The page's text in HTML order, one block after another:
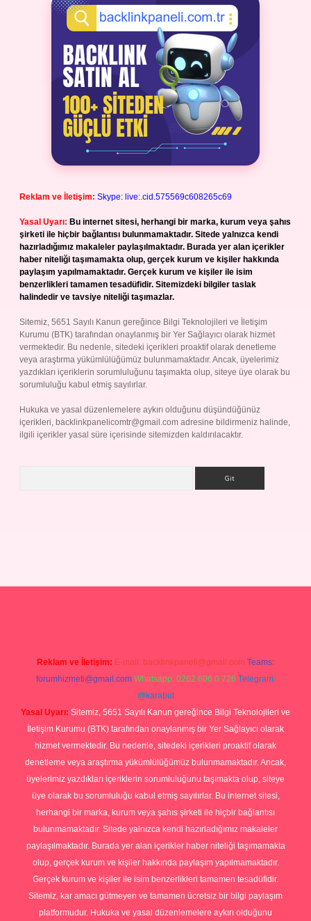
Reklam ve İletişim: Skype: live:.cid.575569c608265c69
Yasal Uyarı: Bu internet sitesi, herhangi bir marka, kurum veya şahıs
şirketi ile hiçbir bağlantısı bulunmamaktadır. Sitede yalnızca kendi
hazırladığımız makaleler paylaşılmaktadır. Burada yer alan içerikler
haber niteliği taşımamakta olup, gerçek kurum ve kişiler hakkında
paylaşım yapılmamaktadır. Gerçek kurum ve kişiler ile isim
benzerlikleri tamamen tesadüfidir. Sitemizdeki bilgiler taslak
halindedir ve tavsiye niteliği taşımazlar.
Sitemiz, 5651 Sayılı Kanun gereğince Bilgi Teknolojileri ve İletişim
Kurumu (BTK) tarafından onaylanmış bir Yer Sağlayıcı olarak hizmet
vermektedir. Bu nedenle, sitedeki içerikleri proaktif olarak denetleme
veya araştırma yükümlülüğümüz bulunmamaktadır. Ancak, üyelerimiz
yazdıkları içeriklerin sorumluluğunu taşımakta olup, siteye üye olarak bu
sorumluluğu kabul etmiş sayılırlar.
Hukuka ve yasal düzenlemelere aykırı olduğunu düşündüğünüz
içerikleri, backlinkpanelicomtr@gmail.com adresine bildirmeniz halinde,
ilgili içerikler yasal süre içerisinde sitemizden kaldırılacaktır.
Reklam ve İletişim: E-mail: backlinkpaneli@gmail.com Teams:
forumhizmeti@gmail.com Whatsapp: 0262 606 0 726 Telegram:
@karabul
Yasal Uyarı: Sitemiz, 5651 Sayılı Kanun gereğince Bilgi Teknolojileri ve
İletişim Kurumu (BTK) tarafından onaylanmış bir Yer Sağlayıcı olarak
hizmet vermektedir. Bu nedenle, sitedeki içerikleri proaktif olarak
denetleme veya araştırma yükümlülüğümüz bulunmamaktadır. Ancak,
üyelerimiz yazdıkları içeriklerin sorumluluğunu taşımakta olup, siteye
üye olarak bu sorumluluğu kabul etmiş sayılırlar. Bu internet sitesi,
herhangi bir marka, kurum veya şahıs şirketi ile hiçbir bağlantısı
bulunmamaktadır. Sitede yalnızca kendi hazırladığımız makaleler
paylaşılmaktadır. Burada yer alan içerikler haber niteliği taşımamakta
olup, gerçek kurum ve kişiler hakkında paylaşım yapılmamaktadır.
Gerçek kurum ve kişiler ile isim benzerlikleri tamamen tesadüfidir.
Sitemiz, kar amacı gütmeyen ve tamamen ücretsiz bir bilgi paylaşım
platformudur. Hukuka ve yasal düzenlemelere aykırı olduğunu